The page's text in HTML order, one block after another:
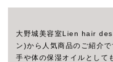
大野城美容室Lien hair
ン)から人気商品のご紹介
手や体の保湿オイルとして